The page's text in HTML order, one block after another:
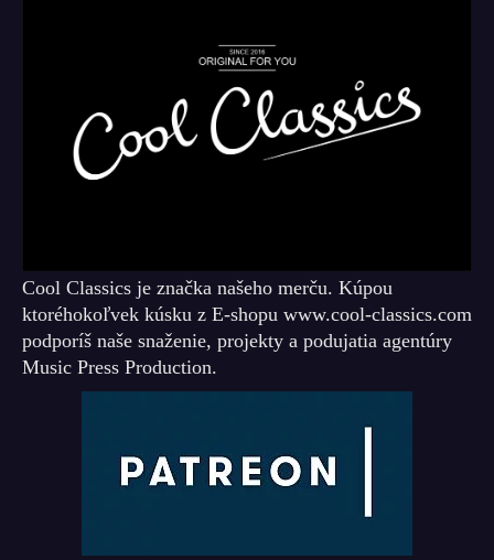
Cool Classics je značka našeho merču. Kúpou
ktoréhokoľvek kúsku z E-shopu www.cool-classics.com
podporíš naše snaženie, projekty a podujatia agentúry
Music Press Production.